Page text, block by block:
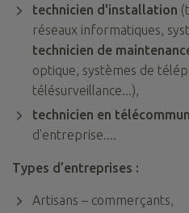
technicien d'installation
réseaux informatiques,
technicien de
optique, systèmes de
télésurveillance...),
technicien en
d'entreprise....
Types d’entreprises :
Artisans – commerçants,